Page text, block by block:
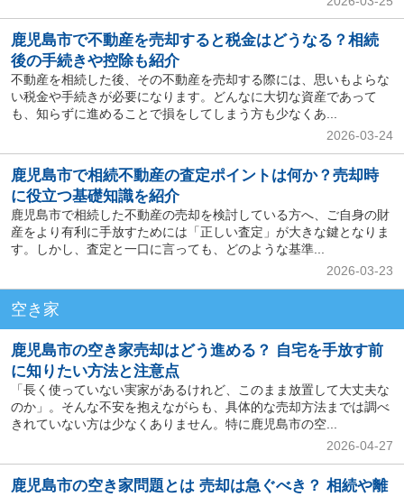
鹿児島市で不動産を売却すると税金はどうなる？相続
後の手続きや控除も紹介
不動産を相続した後、その不動産を売却する際には、思いもよらな
い税金や手続きが必要になります。どんなに大切な資産であって
も、知らずに進めることで損をしてしまう方も少なくあ...
2026-03-24
鹿児島市で相続不動産の査定ポイントは何か？売却時
に役立つ基礎知識を紹介
鹿児島市で相続した不動産の売却を検討している方へ、ご自身の財
産をより有利に手放すためには「正しい査定」が大きな鍵となりま
す。しかし、査定と一口に言っても、どのような基準...
2026-03-23
空き家
鹿児島市の空き家売却はどう進める？ 自宅を手放す前
に知りたい方法と注意点
「長く使っていない実家があるけれど、このまま放置して大丈夫な
のか」。そんな不安を抱えながらも、具体的な売却方法までは調べ
きれていない方は少なくありません。特に鹿児島市の空...
2026-04-27
鹿児島市の空き家問題とは 売却は急ぐべき？ 相続や離